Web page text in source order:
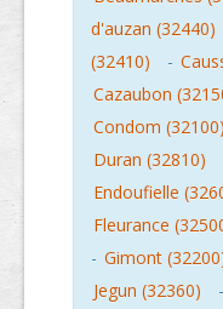
d'auzan (32440)
(32410)
-
Cazaubon
Condom (32100)
Duran (32810)
Endoufielle
Fleurance
- Gimont
Jegun (32360)
-